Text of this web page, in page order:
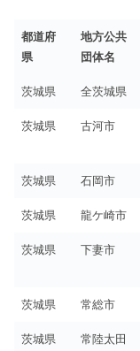
都道府
県
地方公共
団体名
茨城県 全茨城県
茨城県 古河市
茨城県 石岡市
茨城県 龍ケ崎市
茨城県 下妻市
茨城県 常総市
茨城県
常陸太田